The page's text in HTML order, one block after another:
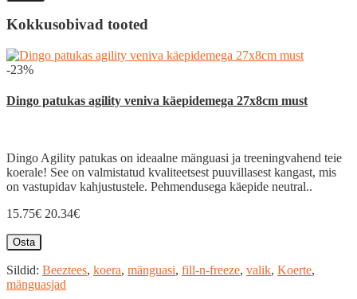
Kokkusobivad tooted
-23%
Dingo patukas agility veniva käepidemega 27x8cm must
Dingo Agility patukas on ideaalne mänguasi ja treeningvahend teie
koerale! See on valmistatud kvaliteetsest puuvillasest kangast, mis
on vastupidav kahjustustele. Pehmendusega käepide neutral..
15.75€ 20.34€
Osta
Sildid: Beeztees, koera, mänguasi, fill-n-freeze, valik, Koerte,
mänguasjad